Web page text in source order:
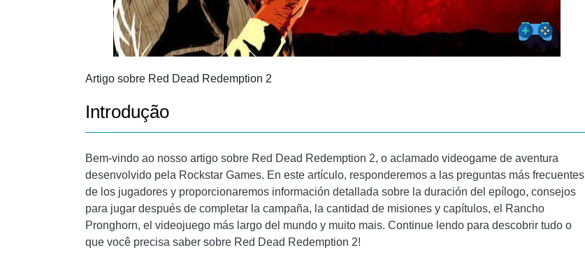
Artigo sobre Red Dead Redemption 2
Introdução
Bem-vindo ao nosso artigo sobre Red Dead Redemption 2, o aclamado videogame de aventura
desenvolvido pela Rockstar Games. En este artículo, responderemos a las preguntas más frecuentes
de los jugadores y proporcionaremos información detallada sobre la duración del epílogo, consejos
para jugar después de completar la campaña, la cantidad de misiones y capítulos, el Rancho
Pronghorn, el videojuego más largo del mundo y muito mais. Continue lendo para descobrir tudo o
que você precisa saber sobre Red Dead Redemption 2!